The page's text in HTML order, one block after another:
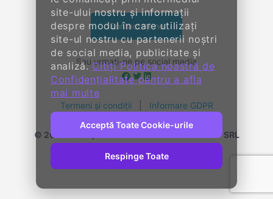
site-ului nostru și informații
despre modul în care utilizați
site-ul nostru cu partenerii noștri
de social media, publicitate și
analiză.Citiți Politica noastră de
Confidențialitate pentru a afla
mai multe
Acceptă Toate Cookie-urile
Respinge Toate
Contactați-ne
Sau urmați-ne pe social media
Termeni și condiții Informare GDPR
© 2014-
2026, KENDALL ENTERPRISE GROUP SRL